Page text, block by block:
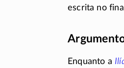
escrita no
Enquanto a